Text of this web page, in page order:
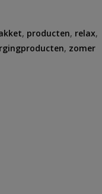
, producten, relax,
, zomer